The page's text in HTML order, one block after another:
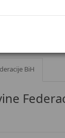
BiH